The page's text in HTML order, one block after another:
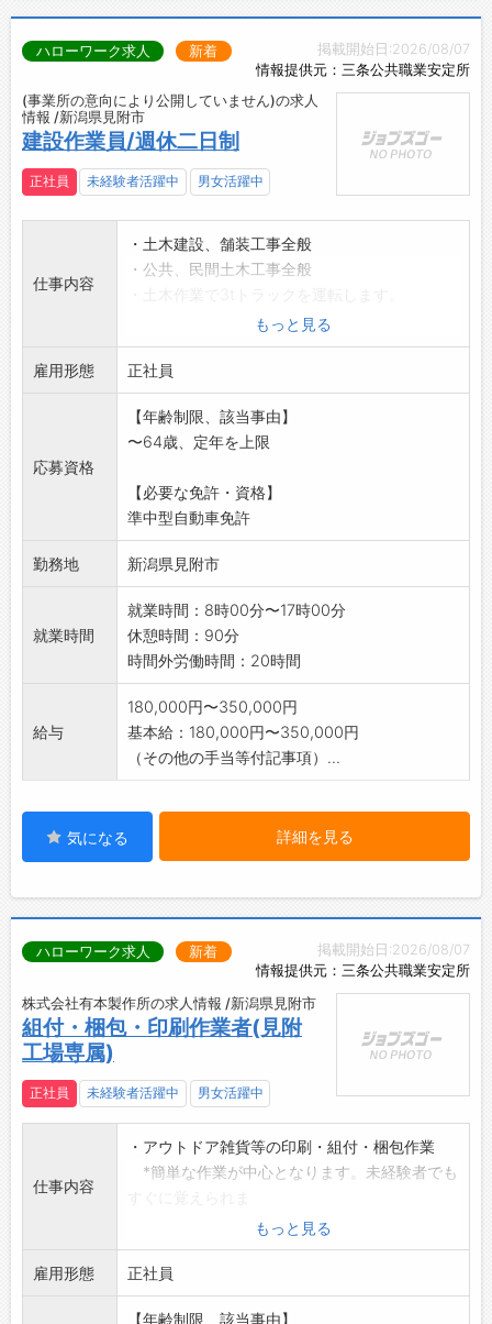
掲載開始日:2026/08/07
情報提供元：三条公共職業安定所
ハローワーク求人 新着
(事業所の意向により公開していません)の求人
情報 /新潟県見附市
建設作業員/週休二日制
正社員 未経験者活躍中 男女活躍中
仕事内容
・土木建設、舗装工事全般
・公共、民間土木工事全般
・見附市内の工事が主流です。
・冬期間、除雪作業があります。
・建設業に必要な作業免許取得に係る費用は会
社負担し、講習期間
中の給与は支給します。
※60才以上の方も歓迎します。
もっと見る
雇用形態 正社員
応募資格
【年齢制限、該当事由】
〜64歳、定年を上限
【必要な免許・資格】
準中型自動車免許
勤務地 新潟県見附市
就業時間
就業時間：8時00分〜17時00分
休憩時間：90分
時間外労働時間：20時間
給与
180,000円〜350,000円
基本給：180,000円〜350,000円
（その他の手当等付記事項）...
気になる 詳細を見る
掲載開始日:2026/08/07
情報提供元：三条公共職業安定所
ハローワーク求人 新着
株式会社有本製作所の求人情報 /新潟県見附市
組付・梱包・印刷作業者(見附
工場専属)
正社員 未経験者活躍中 男女活躍中
仕事内容
・アウトドア雑貨等の印刷・組付・梱包作業
*簡単な作業が中心となります。未経験者でも
*立ち仕事がメインになります。
・見附市本町での勤務となります。
・多忙の際には他の行程を手伝っていただくこ
もっと見る
雇用形態 正社員
【年齢制限、該当事由】